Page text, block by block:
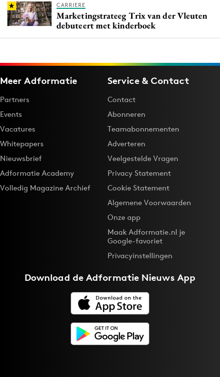
CARRIERE
Marketingstrateeg Trix van der Vleuten
debuteert met kinderboek
Meer Adformatie
Partners
Events
Vacatures
Whitepapers
Nieuwsbrief
Adformatie Academy
Volledig Magazine Archief
Service & Contact
Contact
Abonneren
Teamabonnementen
Adverteren
Veelgestelde Vragen
Privacy Statement
Cookie Statement
Algemene Voorwaarden
Onze app
Maak Adformatie.nl je
Google-favoriet
Privacyinstellingen
Download deAdformatie Nieuws App